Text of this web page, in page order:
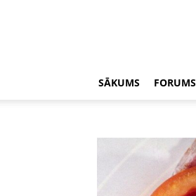
SĀKUMS FORUMS